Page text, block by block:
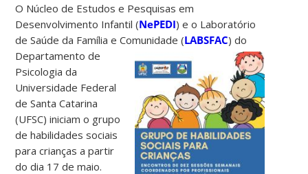
O Núcleo de Estudos e Pesquisas em
Desenvolvimento Infantil (NePEDI) e o Laboratório
de Saúde da Família e Comunidade (LABSFAC) do
Departamento de
Psicologia da
Universidade Federal
de Santa Catarina
(UFSC) iniciam o grupo
de habilidades sociais
para crianças a partir
do dia 17 de maio.